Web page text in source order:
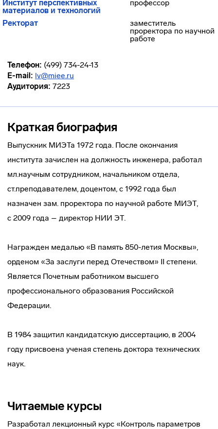
Институт перспективных
материалов и технологий
профессор
Ректорат
заместитель
проректора по научной
работе
Телефон: (499) 734-24-13
E-mail: lv@miee.ru
Аудитория: 7223
Краткая биография
Выпускник МИЭТа 1972 года. После окончания
института зачислен на должность инженера, работал
мл.научным сотрудником, начальником отдела,
ст.преподавателем, доцентом, с 1992 года был
назначен зам. проректора по научной работе МИЭТ,
с 2009 года – директор НИИ ЭТ.
Награжден медалью «В память 850-летия Москвы»,
орденом «За заслуги перед Отечеством» II степени.
Является Почетным работником высшего
профессионального образования Российской
Федерации.
В 1984 защитил кандидатскую диссертацию, в 2004
году присвоена ученая степень доктора технических
наук.
Читаемые курсы
Разработал лекционный курс «Контроль параметров